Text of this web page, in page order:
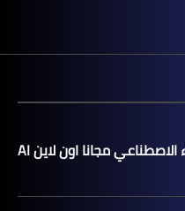
إزالة الملابس بالذكاء الاصطناعي مجانا اون لاين AI